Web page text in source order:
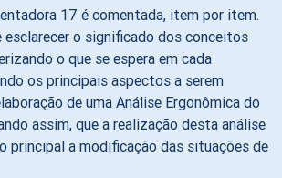
17 é comentada, item por item.
esclarecer o significado dos conceitos
o que se espera em cada
os principais aspectos a serem
de uma Análise Ergonômica do
assim, que a realização desta análise
principal a modificação das situações de